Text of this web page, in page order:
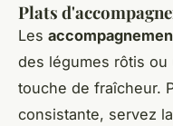
Plats
Les
des légumes rôtis
touche de fraîcheur.
consistante, servez